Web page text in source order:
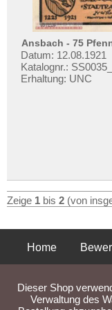
Orte mit B...
Orte mit C...
Orte mit D...
Orte mit E...
Orte mit J...
Orte mit K...
Orte mit L...
Orte mit M...
Orte mit O...
Testbanknoten
Banknotenbriefe
Kataloge
Aufbewahrung
Preislisten
Erhaltungsgrade
Gratisbanknoten
FAQ
Ansbach - 75
Datum: 12.08.1921
Katalognr.:
Erhaltung: UNC
Zeige 1 bis 2 (von
Home
Dieser Shop
Verwaltung des